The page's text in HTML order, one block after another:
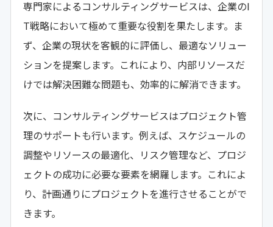
専門家によるコンサルティングサービスは、企業のI
T戦略において極めて重要な役割を果たします。ま
ず、企業の現状を客観的に評価し、最適なソリュー
ションを提案します。これにより、内部リソースだ
けでは解決困難な問題も、効率的に解消できます。
次に、コンサルティングサービスはプロジェクト管
理のサポートも行います。例えば、スケジュールの
調整やリソースの最適化、リスク管理など、プロジ
ェクトの成功に必要な要素を網羅します。これによ
り、計画通りにプロジェクトを進行させることがで
きます。